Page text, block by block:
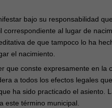
bajo su responsabilidad
correspondiente al lugar de
de que tampoco lo ha
el nacimiento.
que conste expresamente en la
a todos los efectos legales
ha sido practicado el asiento.
este término municipal.